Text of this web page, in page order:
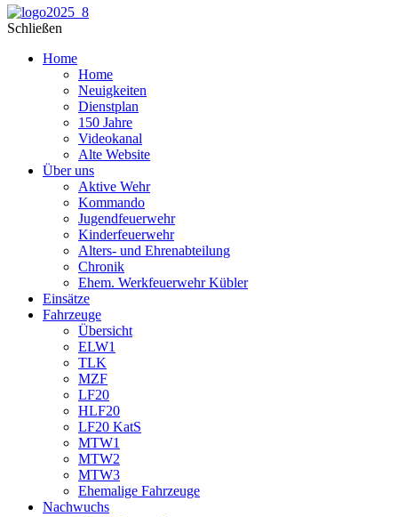
Schließen
Home
Home
Neuigkeiten
Dienstplan
150 Jahre
Videokanal
Alte Website
Über uns
Aktive Wehr
Kommando
Jugendfeuerwehr
Kinderfeuerwehr
Alters- und Ehrenabteilung
Chronik
Ehem. Werkfeuerwehr Kübler
Einsätze
Fahrzeuge
Übersicht
ELW1
TLK
MZF
LF20
HLF20
LF20 KatS
MTW1
MTW2
MTW3
Ehemalige Fahrzeuge
Nachwuchs